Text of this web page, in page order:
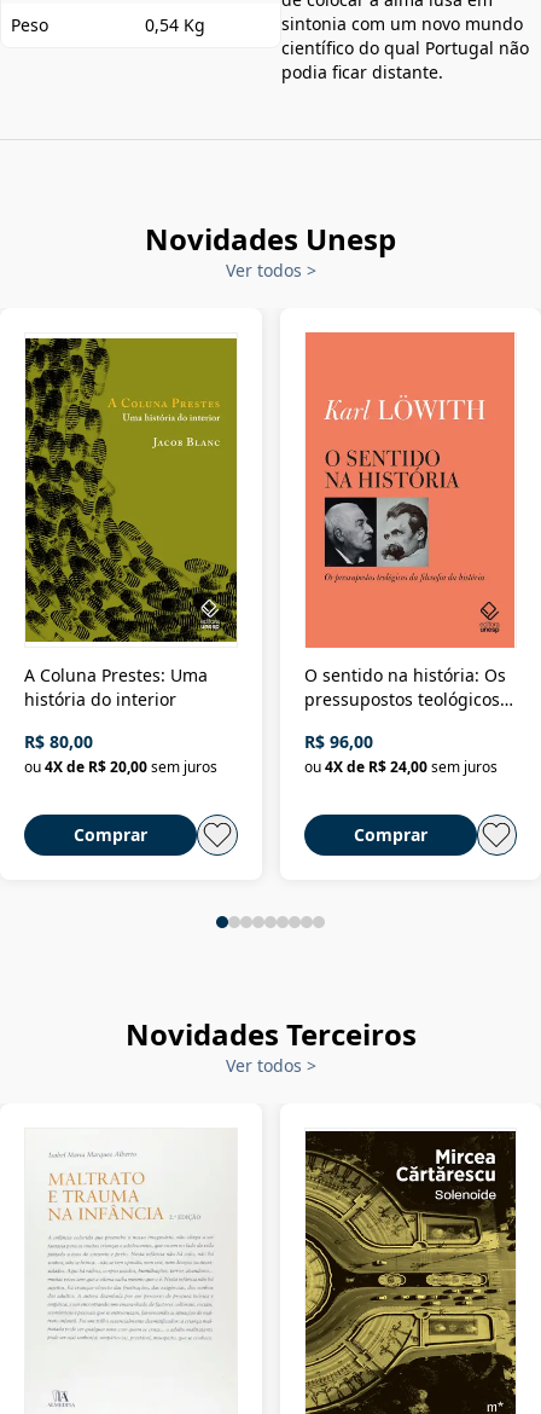
Peso 0,54 Kg
sintonia com um novo mundo
científico do qual Portugal não
podia ficar distante.
Novidades Unesp
Ver todos >
A Coluna Prestes: Uma
história do interior
R$ 80,00
ou4X de R$ 20,00sem juros
Comprar
O sentido na história: Os
pressupostos teológicos
R$ 96,00
ou 4X de R$ 24,00 sem juros
Comprar
Novidades Terceiros
Ver todos >